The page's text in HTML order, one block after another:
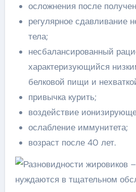
осложнения после
регулярное сдавливание
тела;
несбалансированный
характеризующийся
белковой пищи и
привычка курить;
воздействие
ослабление иммунитета;
возраст после 40 лет.